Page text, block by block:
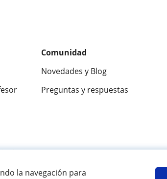
la navegación para
Comunidad
Novedades y Blog
Preguntas y respuestas